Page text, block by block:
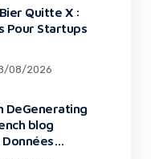
Quitte X :
Pour Startups
08/2026
DeGenerating
blog
Blocker